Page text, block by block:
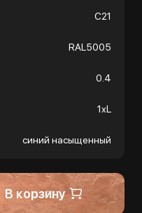
С21
RAL5005
0.4
1хL
синий насыщенный
В корзину